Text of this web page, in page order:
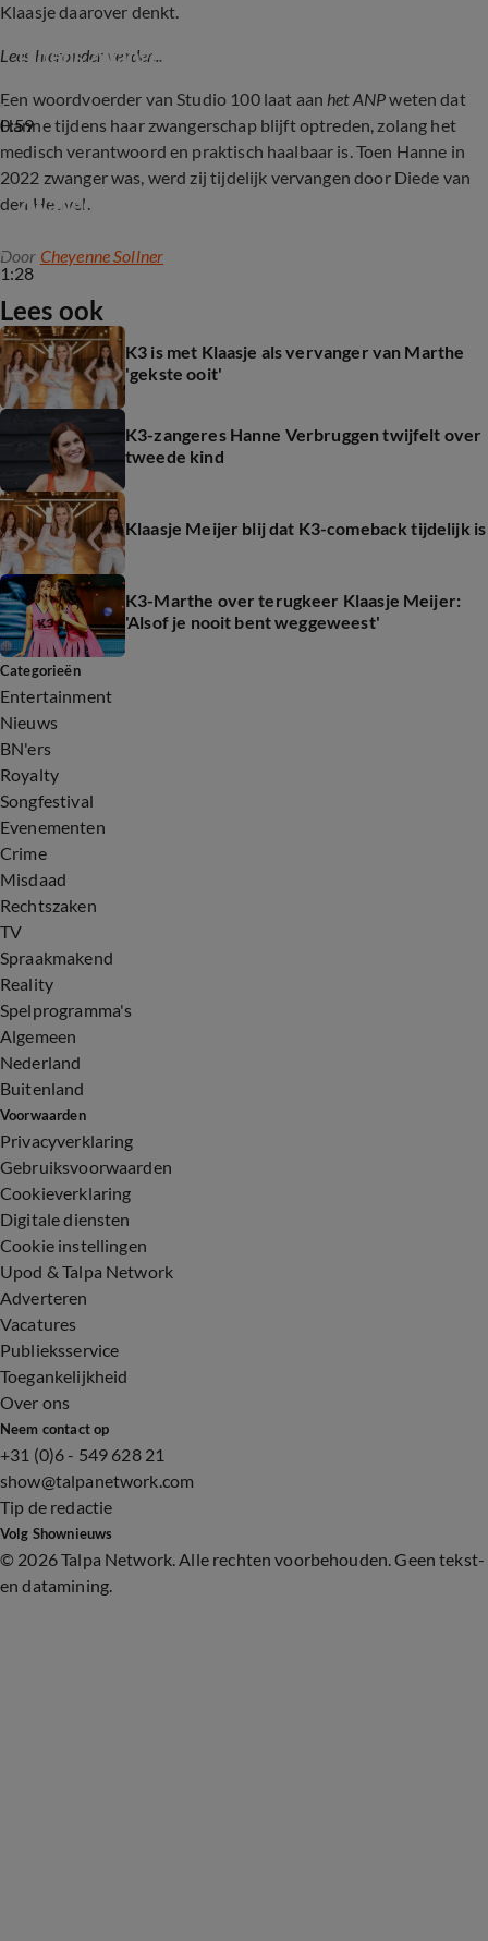
Klaasje daarover denkt.
Lees hieronder verder...
0:59
Klaasje Meijer vervangt K3-zangeres Marthe
tijdens zwangerschapsverlof
Een woordvoerder van Studio 100 laat aan het ANPweten dat
Hanne tijdens haar zwangerschap blijft optreden, zolang het
medisch verantwoord en praktisch haalbaar is. Toen Hanne in
2022 zwanger was, werd zij tijdelijk vervangen door Diede van
den Heuvel.
1:28
Zwangere Hanne stopt voorlopig met K3
Door Cheyenne Sollner
Lees ook
K3 is met Klaasje als vervanger van Marthe
'gekste ooit'
K3-zangeres Hanne Verbruggen twijfelt over
tweede kind
Klaasje Meijer blij dat K3-comeback tijdelijk is
K3-Marthe over terugkeer Klaasje Meijer:
'Alsof je nooit bent weggeweest'
Categorieën
Entertainment
Nieuws
BN'ers
Royalty
Songfestival
Evenementen
Crime
Misdaad
Rechtszaken
TV
Spraakmakend
Reality
Spelprogramma's
Algemeen
Nederland
Buitenland
Voorwaarden
Privacyverklaring
Gebruiksvoorwaarden
Cookieverklaring
Digitale diensten
Cookie instellingen
Upod & Talpa Network
Adverteren
Vacatures
Publieksservice
Toegankelijkheid
Over ons
Neem contact op
+31 (0)6 - 549 628 21
show@talpanetwork.com
Tip de redactie
Volg Shownieuws
© 2026 Talpa Network. Alle rechten voorbehouden. Geen tekst-
en datamining.